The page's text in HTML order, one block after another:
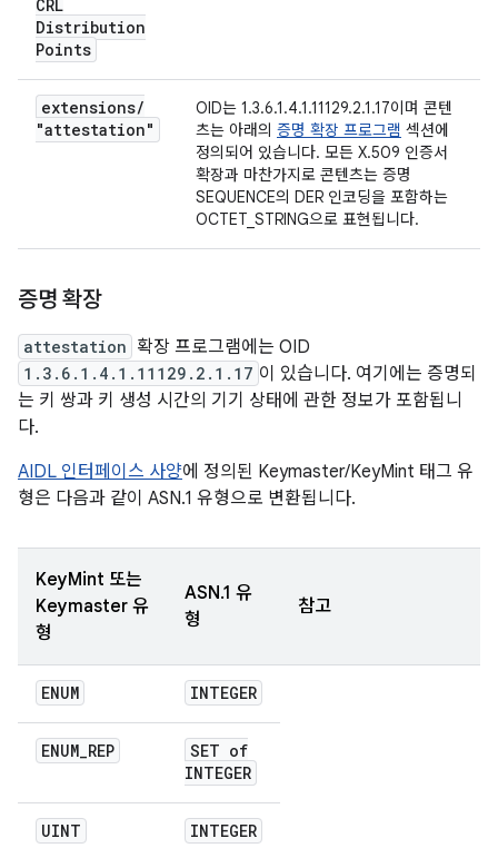
CRL
Distribution
Points
extensions/
"attestation"
OID는 1.3.6.1.4.1.11129.2.1.17이며 콘텐
츠는 아래의 증명 확장 프로그램 섹션에
정의되어 있습니다. 모든 X.509 인증서
확장과 마찬가지로 콘텐츠는 증명
SEQUENCE의 DER 인코딩을 포함하는
OCTET_STRING으로 표현됩니다.
증명 확장
attestation 확장 프로그램에는 OID
1.3.6.1.4.1.11129.2.1.17 이 있습니다. 여기에는 증명되
는 키 쌍과 키 생성 시간의 기기 상태에 관한 정보가 포함됩니
다.
AIDL 인터페이스 사양에 정의된 Keymaster/KeyMint 태그 유
형은 다음과 같이 ASN.1 유형으로 변환됩니다.
KeyMint 또는
Keymaster 유
형
ASN.1 유
형
참고
ENUM INTEGER
ENUM_REP
SET of
INTEGER
UINT INTEGER